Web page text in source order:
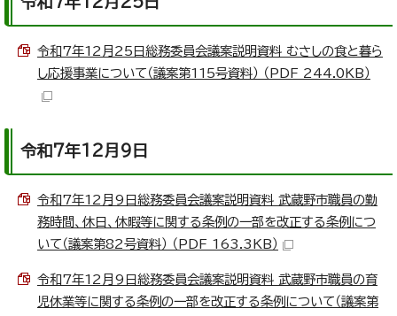
令和7年12月25日総務委員会議案説明資料 むさしの食と暮ら
し応援事業について（議案第115号資料） （PDF 244.0KB）
令和7年12月9日
令和7年12月9日総務委員会議案説明資料 武蔵野市職員の勤
務時間、休日、休暇等に関する条例の一部を改正する条例につ
いて（議案第82号資料） （PDF 163.3KB）
令和7年12月9日総務委員会議案説明資料 武蔵野市職員の育
児休業等に関する条例の一部を改正する条例について（議案第